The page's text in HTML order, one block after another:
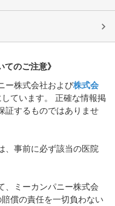
てのご注意》
ー株式会社および株式会
ています。 正確な情報掲
証するものではありませ
、事前に必ず該当の医院
、ミーカンパニー株式会
賠償の責任を一切負わない